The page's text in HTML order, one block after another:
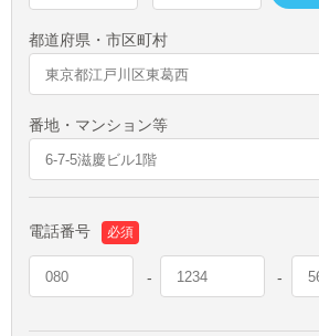
都道府県・市区町村
番地・マンション等
電話番号 必須